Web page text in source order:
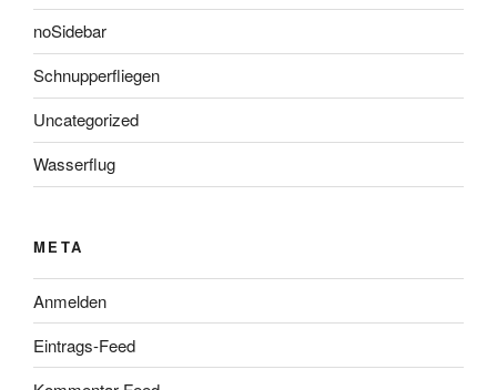
noSidebar
Schnupperfliegen
Uncategorized
Wasserflug
META
Anmelden
Eintrags-Feed